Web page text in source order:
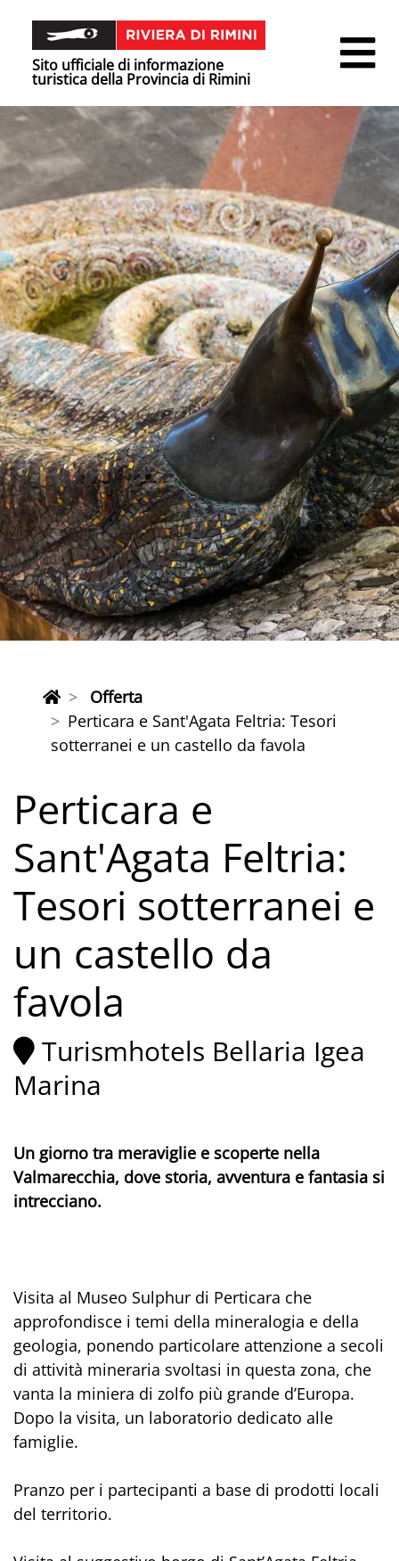
Sito ufficiale di informazione
turistica della Provincia di Rimini
Offerta
Perticara e Sant'Agata Feltria: Tesori
sotterranei e un castello da favola
Perticara e
Sant'Agata Feltria:
Tesori sotterranei e
un castello da
favola
Turismhotels Bellaria Igea
Marina
Un giorno tra meraviglie e scoperte nella
Valmarecchia, dove storia, avventura e fantasia si
intrecciano.
Visita al Museo Sulphur di Perticara che
approfondisce i temi della mineralogia e della
geologia, ponendo particolare attenzione a secoli
di attività mineraria svoltasi in questa zona, che
vanta la miniera di zolfo più grande d’Europa.
Dopo la visita, un laboratorio dedicato alle
famiglie.
Pranzo per i partecipanti a base di prodotti locali
del territorio.